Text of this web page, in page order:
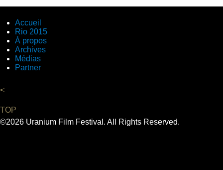
Accueil
Rio 2015
À propos
Archives
Médias
Partner
<
TOP
©2026 Uranium Film Festival. All Rights Reserved.